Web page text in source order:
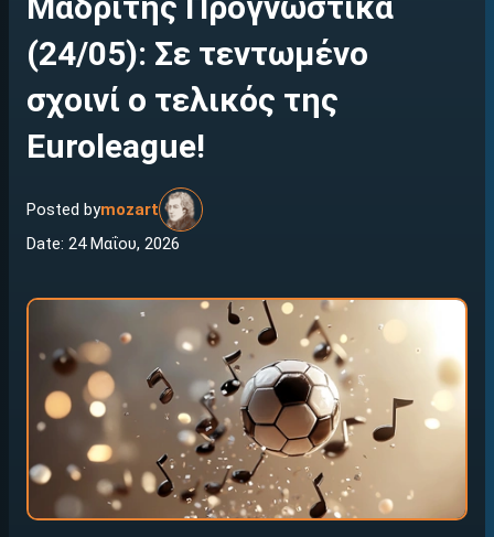
(24/05): Σε τεντωμένο
σχοινί ο τελικός της
Euroleague!
Posted bymozart
Date: 24 Μαΐου, 2026